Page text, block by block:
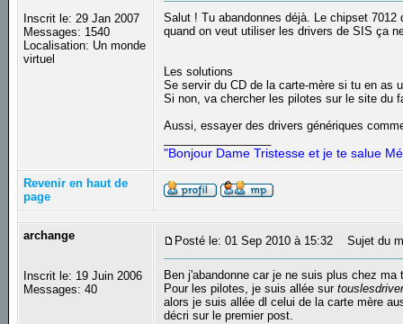
Inscrit le: 29 Jan 2007
Messages: 1540
Localisation: Un monde
virtuel
Salut ! Tu abandonnes déjà. Le chipset
quand on veut utiliser les drivers de SIS ça
Les solutions
Se servir du CD de la carte-mère si tu en as
Si non, va chercher les pilotes sur le site du
Aussi, essayer des drivers génériques
"Bonjour Dame Tristesse et je te salue
Revenir en haut de
page
archange
Inscrit le: 19 Juin 2006
Messages: 40
Posté le: 01 Sep 2010 à 15:32 Sujet du
Ben j'abandonne car je ne suis plus chez
Pour les pilotes, je suis allée sur
alors je suis allée dl celui de la carte mère
décri sur le premier post.